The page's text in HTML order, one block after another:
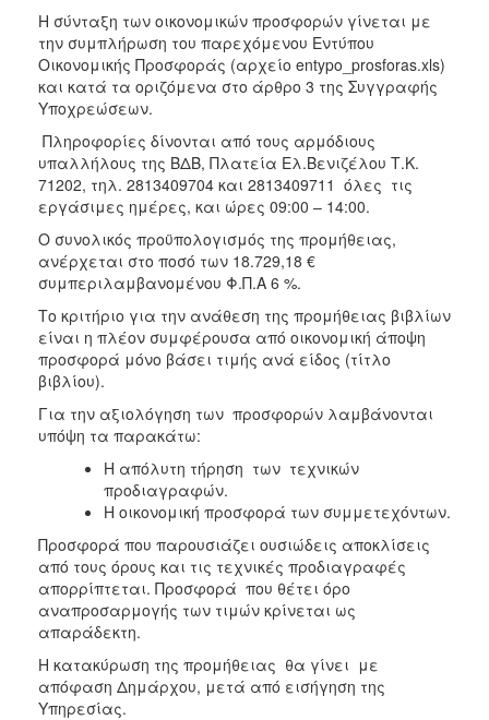
Η σύνταξη των οικονομικών προσφορών γίνεται με
την συμπλήρωση του παρεχόμενου Εντύπου
Οικονομικής Προσφοράς (αρχείο entypo_prosforas.xls)
και κατά τα οριζόμενα στο άρθρο 3 της Συγγραφής
Υποχρεώσεων.
Πληροφορίες δίνονται από τους αρμόδιους
υπαλλήλους της ΒΔΒ, Πλατεία Ελ.Βενιζέλου Τ.Κ.
71202, τηλ. 2813409704 και 2813409711 όλες τις
εργάσιμες ημέρες, και ώρες 09:00 – 14:00.
Ο συνολικός προϋπολογισμός της προμήθειας,
ανέρχεται στο ποσό των 18.729,18 €
συμπεριλαμβανομένου Φ.Π.Α 6 %.
Το κριτήριο για την ανάθεση της προμήθειας βιβλίων
είναι η πλέον συμφέρουσα από οικονομική άποψη
προσφορά μόνο βάσει τιμής ανά είδος (τίτλο
βιβλίου).
Για την αξιολόγηση των προσφορών λαμβάνονται
υπόψη τα παρακάτω:
Η απόλυτη τήρηση των τεχνικών
προδιαγραφών.
Η οικονομική προσφορά των συμμετεχόντων.
Προσφορά που παρουσιάζει ουσιώδεις αποκλίσεις
από τους όρους και τις τεχνικές προδιαγραφές
απορρίπτεται. Προσφορά που θέτει όρο
αναπροσαρμογής των τιμών κρίνεται ως
απαράδεκτη.
Η κατακύρωση της προμήθειας θα γίνει με
απόφαση Δημάρχου, μετά από εισήγηση της
Υπηρεσίας.